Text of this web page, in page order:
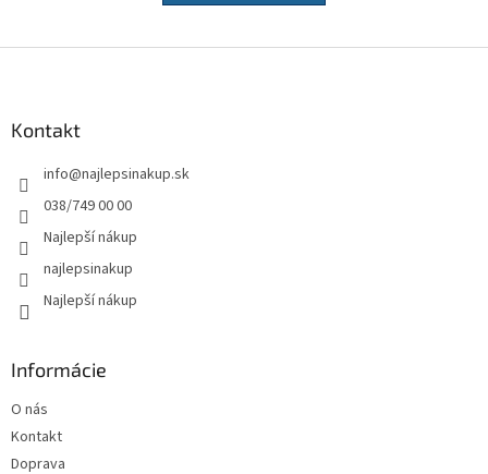
Kontakt
info@najlepsinakup.sk
038/749 00 00
Najlepší nákup
najlepsinakup
Najlepší nákup
Informácie
O nás
Kontakt
Doprava